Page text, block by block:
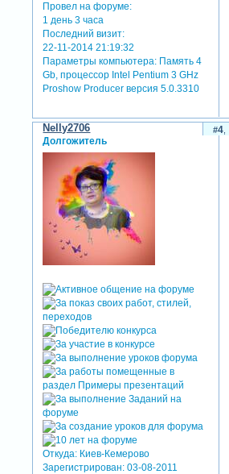
Провел на форуме:
1 день 3 часа
Последний визит:
22-11-2014 21:19:32
Параметры компьютера: Память 4
Gb, процессор Intel Pentium 3 GHz
Proshow Producer версия 5.0.3310
4
Nelly2706
Долгожитель
Откуда: Киев-Кемерово
Зарегистрирован: 03-08-2011